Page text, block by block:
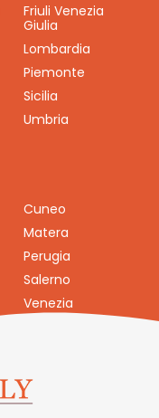
Friuli Venezia
Giulia
Lombardia
Piemonte
Sicilia
Umbria
Cuneo
Matera
Perugia
Salerno
Venezia